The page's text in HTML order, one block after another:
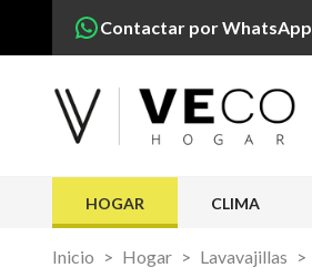
Contactar por WhatsApp
HOGAR CLIMA
Inicio Hogar Lavavajillas